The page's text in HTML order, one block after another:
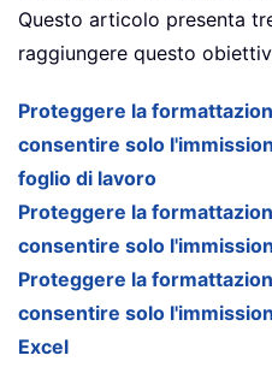
Questo articolo presenta
raggiungere questo
Proteggere la
consentire solo
foglio di lavoro
Proteggere la
consentire solo
Proteggere la
consentire solo
Excel